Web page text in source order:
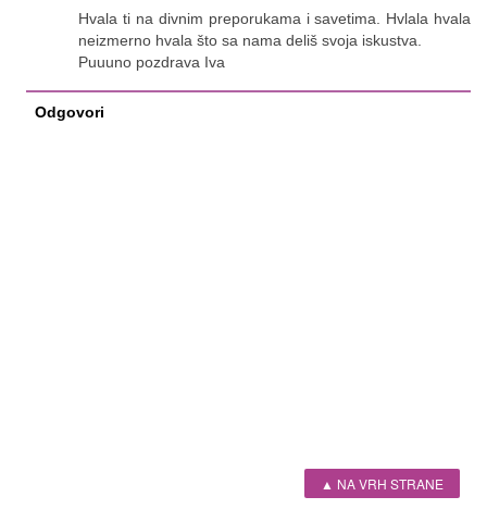
Hvala ti na divnim preporukama i savetima. Hvlala hvala
neizmerno hvala što sa nama deliš svoja iskustva.
Puuuno pozdrava Iva
Odgovori
▲ NA VRH STRANE